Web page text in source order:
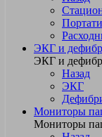
ЭКГ и
ЭКГ и
Назад
ЭКГ
Мониторы
Мониторы